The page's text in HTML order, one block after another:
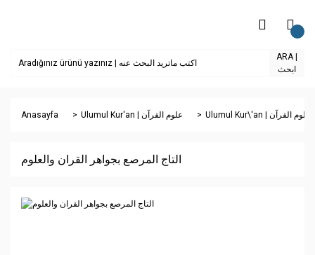
ARA |
ابحث
Anasayfa Ulumul Kur'an | علوم القرآن Ulumul Kur\'an | علوم القرآن
التاج المرصع بجواهر القران والعلوم